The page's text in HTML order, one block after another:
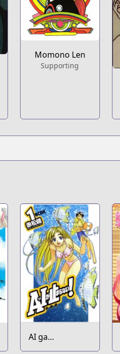
Momono Len
Supporting
AI ga
Tomaranai!